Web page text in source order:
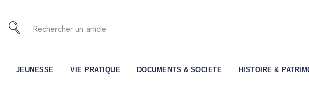
JEUNESSE VIE PRATIQUE DOCUMENTS & SOCIETE HISTOIRE &